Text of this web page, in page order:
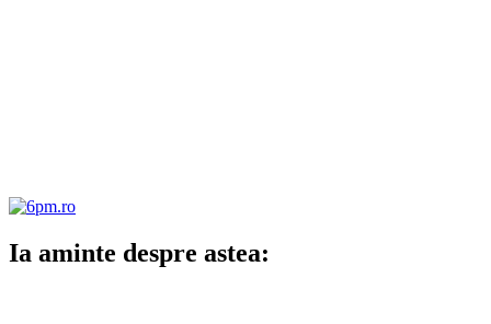
Ia aminte despre astea: